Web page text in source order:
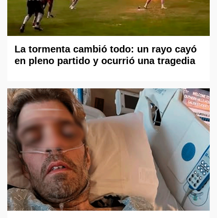
La tormenta cambió todo: un rayo cayó
en pleno partido y ocurrió una tragedia